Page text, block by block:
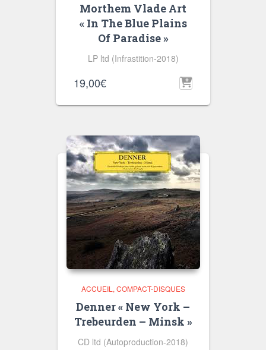
Morthem Vlade Art
« In The Blue Plains
Of Paradise »
LP ltd (Infrastition-2018)
19,00€
ACCUEIL COMPACT-DISQUES
Denner « New York –
Trebeurden – Minsk »
CD ltd (Autoproduction-2018)